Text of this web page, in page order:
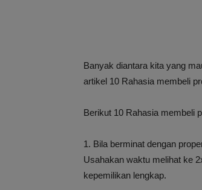
Banyak diantara kita yang
artikel 10 Rahasia membeli
Berikut 10 Rahasia membeli
1. Bila berminat dengan
Usahakan waktu melihat ke
kepemilikan lengkap.